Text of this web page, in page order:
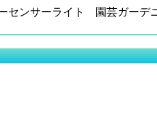
ンサーライト 園芸ガーデ